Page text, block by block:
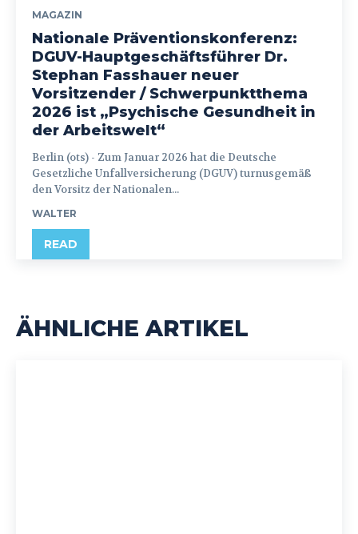
MAGAZIN
Nationale Präventionskonferenz:
DGUV-Hauptgeschäftsführer Dr.
Stephan Fasshauer neuer
Vorsitzender / Schwerpunktthema
2026 ist „Psychische Gesundheit in
der Arbeitswelt“
Berlin (ots) - Zum Januar 2026 hat die Deutsche
Gesetzliche Unfallversicherung (DGUV) turnusgemäß
den Vorsitz der Nationalen...
WALTER
READ
ÄHNLICHE ARTIKEL